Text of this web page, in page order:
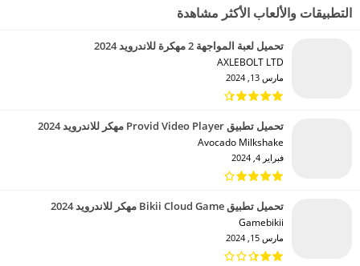
التطبيقات والألعاب الأكثر مشاهدة
تحميل لعبة المواجهة 2 مهكرة للاندرويد 2024
AXLEBOLT LTD‏
مارس 13, 2024
تحميل تطبيق Provid Video Player مهكر للاندرويد 2024
Avocado Milkshake‏
فبراير 4, 2024
تحميل تطبيق Bikii Cloud Game مهكر للاندرويد 2024
Gamebikii‏
مارس 15, 2024